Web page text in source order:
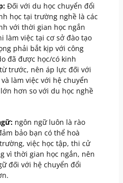
Đối với du học chuyển đổi
học tại trường nghề là các
với thời gian học ngắn
làm việc tại cơ sở đào tạo
phải bắt kịp với công
đã được học/có kinh
trước, nên áp lực đối với
làm việc với hệ chuyển
hơn so với du học nghề
ngôn ngữ luôn là rào
bảo bạn có thể hoà
việc học tập, thi cử
vì thời gian học ngắn, nên
đối với hệ chuyển đổi